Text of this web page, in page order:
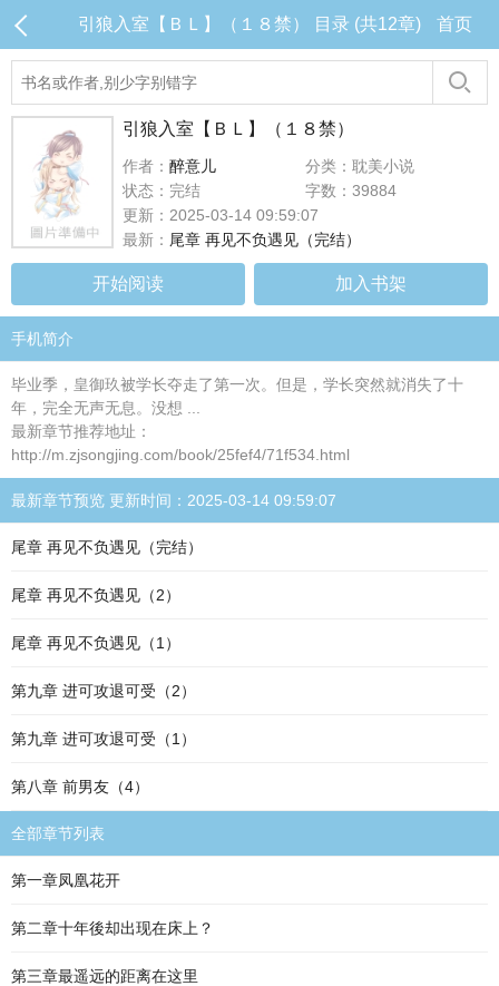
引狼入室【ＢＬ】（１８禁） 目录 (共12章) 首页
引狼入室【ＢＬ】（１８禁）
作者： 醉意儿
分类：耽美小说
状态：完结
字数：39884
更新：2025-03-14 09:59:07
最新： 尾章 再见不负遇见（完结）
开始阅读 加入书架
手机简介
毕业季，皇御玖被学长夺走了第一次。但是，学长突然就消失了十
年，完全无声无息。没想 ...
最新章节推荐地址：
http://m.zjsongjing.com/book/25fef4/71f534.html
最新章节预览 更新时间：2025-03-14 09:59:07
尾章 再见不负遇见（完结）
尾章 再见不负遇见（2）
尾章 再见不负遇见（1）
第九章 进可攻退可受（2）
第九章 进可攻退可受（1）
第八章 前男友（4）
全部章节列表
第一章凤凰花开
第二章十年後却出现在床上？
第三章最遥远的距离在这里